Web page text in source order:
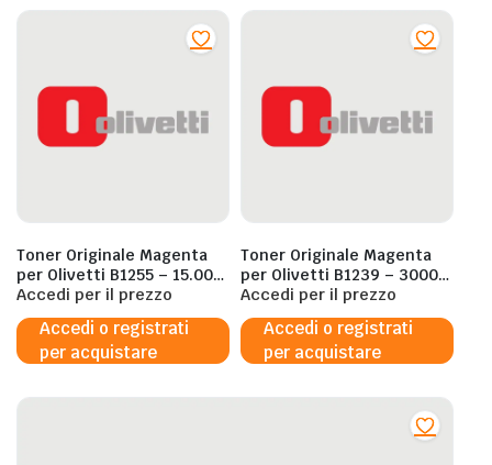
Toner Originale Magenta
per Olivetti B1255 – 15.000
Pagine al 5%
Accedi per il prezzo
Accedi o registrati
per acquistare
Toner Originale Magenta
per Olivetti B1239 – 3000
Pagine al 5%
Accedi per il prezzo
Accedi o registrati
per acquistare